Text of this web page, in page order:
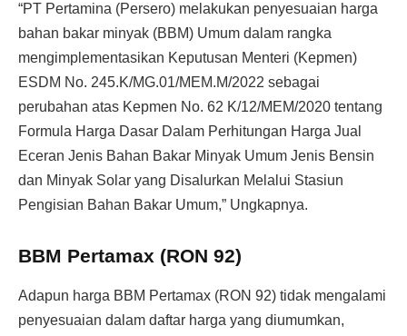
“PT Pertamina (Persero) melakukan penyesuaian harga
bahan bakar minyak (BBM) Umum dalam rangka
mengimplementasikan Keputusan Menteri (Kepmen)
ESDM No. 245.K/MG.01/MEM.M/2022 sebagai
perubahan atas Kepmen No. 62 K/12/MEM/2020 tentang
Formula Harga Dasar Dalam Perhitungan Harga Jual
Eceran Jenis Bahan Bakar Minyak Umum Jenis Bensin
dan Minyak Solar yang Disalurkan Melalui Stasiun
Pengisian Bahan Bakar Umum,” Ungkapnya.
BBM Pertamax (RON 92)
Adapun harga BBM Pertamax (RON 92) tidak mengalami
penyesuaian dalam daftar harga yang diumumkan,